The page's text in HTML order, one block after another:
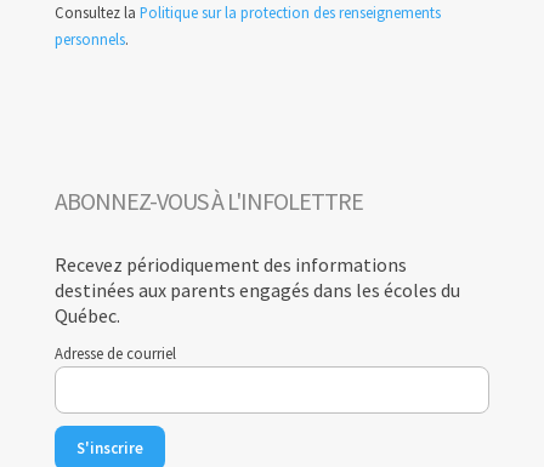
Consultez la Politique sur la protection des renseignements
personnels.
ABONNEZ-VOUS À L'INFOLETTRE
Recevez périodiquement des informations
destinées aux parents engagés dans les écoles du
Québec.
Adresse de courriel